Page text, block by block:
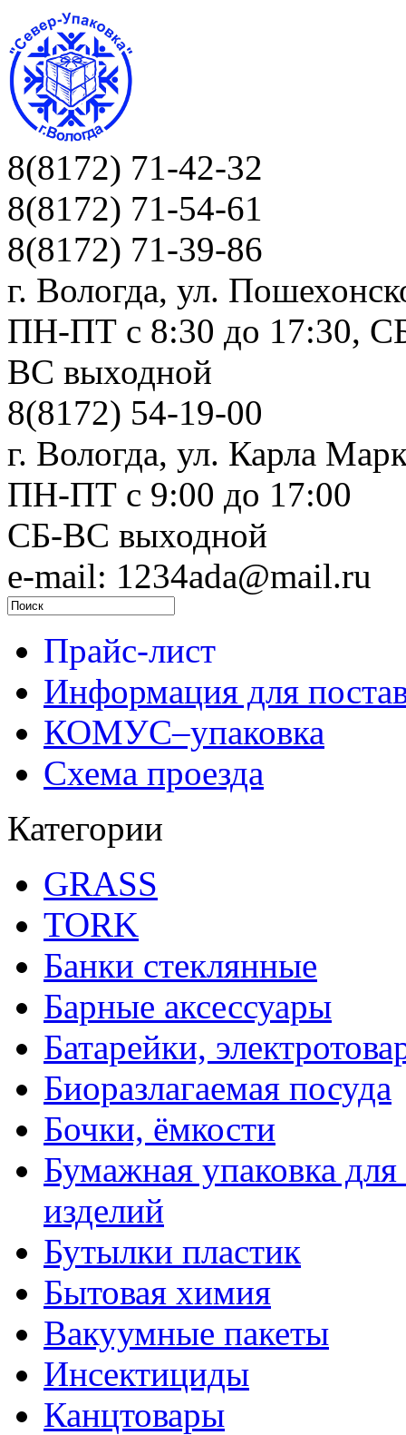
8(8172) 71-42-32
8(8172) 71-54-61
8(8172) 71-39-86
г. Вологда, ул.
ПН-ПТ c 8:30 до 17:30,
ВС выходной
8(8172) 54-19-00
г. Вологда, ул. Карла
ПН-ПТ c 9:00 до 17:00
СБ-ВС выходной
e-mail: 1234ada@mail.ru
Прайс-лист
Информация для
КОМУС–упаковка
Схема проезда
Категории
GRASS
TORK
Банки стеклянные
Барные аксессуары
Батарейки,
Биоразлагаемая посуда
Бочки, ёмкости
Бумажная упаковка
изделий
Бутылки пластик
Бытовая химия
Вакуумные пакеты
Инсектициды
Канцтовары